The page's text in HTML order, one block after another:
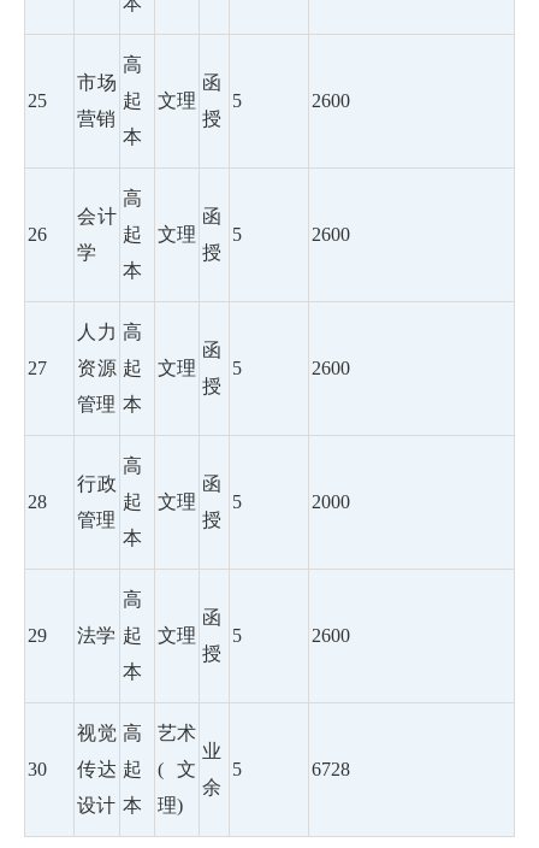
25
市场
营销
高
起
本
文理
函
授
5 2600
26
会计
学
高
起
本
文理
函
授
5 2600
27
人力
资源
管理
高
起
本
文理
函
授
5 2600
28
行政
管理
高
起
本
文理
函
授
5 2000
29 法学
高
起
本
文理
函
授
5 2600
30
视觉
传达
设计
高
起
本
艺术
(文
理)
业
余
5 6728